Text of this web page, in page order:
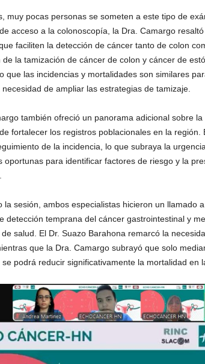
muy pocas personas se someten a este tipo de
acceso a la colonoscopía, la Dra. Camargo
faciliten la detección de cáncer tanto de colon
de la tamización de cáncer de colon y cáncer de
que las incidencias y mortalidades son similares
de ampliar las estrategias de tamizaje.
también ofreció un panorama adicional sobre
fortalecer los registros poblacionales en la región.
de la incidencia, lo que subraya la
oportunas para identificar factores de riesgo y la
la sesión, ambos especialistas hicieron un llamado
detección temprana del cáncer gastrointestinal y
salud. El Dr. Suazo Barahona remarcó la
que la Dra. Camargo subrayó que solo
podrá reducir significativamente la mortalidad en